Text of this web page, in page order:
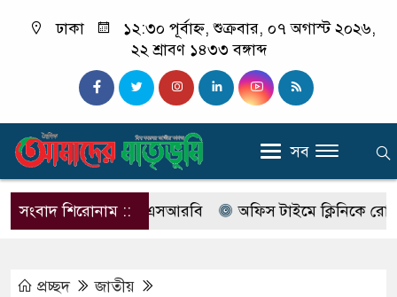
ঢাকা
১২:৩০ পূর্বাহ্ন, শুক্রবার, ০৭ অগাস্ট ২০২৬,
২২ শ্রাবণ ১৪৩৩ বঙ্গাব্দ
সব
সংবাদ শিরোনাম ::
বদলে আসছে এসআরবি অফিস টাইমে ক্লিনিকে রোগী
প্রচ্ছদ
জাতীয়